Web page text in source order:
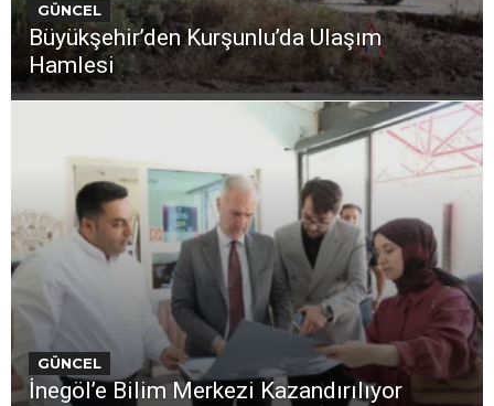
GÜNCEL
Büyükşehir’den Kurşunlu’da Ulaşım
Hamlesi
GÜNCEL
İnegöl’e Bilim Merkezi Kazandırılıyor